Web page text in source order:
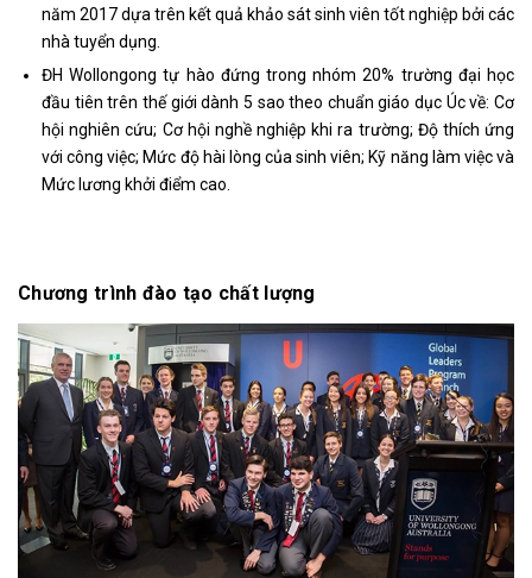
năm 2017 dựa trên kết quả khảo sát sinh viên tốt nghiệp bởi các
nhà tuyển dụng.
ĐH Wollongong tự hào đứng trong nhóm 20% trường đại học
đầu tiên trên thế giới dành 5 sao theo chuẩn giáo dục Úc về: Cơ
hội nghiên cứu; Cơ hội nghề nghiệp khi ra trường; Độ thích ứng
với công việc; Mức độ hài lòng của sinh viên; Kỹ năng làm việc và
Mức lương khởi điểm cao.
Chương trình đào tạo chất lượng